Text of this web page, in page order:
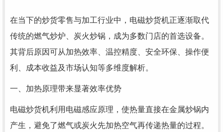
在当下的炒货零售与加工行业中，电磁炒货机正逐渐取代
传统的燃气炒炉、炭火炒锅，成为多数门店的首选设备。
其背后原因可从加热效率、温控精度、安全环保、操作便
利、成本收益及市场认知等多维度解析。
一、加热原理带来显著效率优势
电磁炒货机利用电磁感应原理，使热量直接在金属炒锅内
产生，避免了燃气或炭火先加热空气再传递热量的过程。